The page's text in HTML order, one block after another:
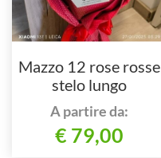
Mazzo 12 rose rosse
stelo lungo
A partire da:
€ 79,00